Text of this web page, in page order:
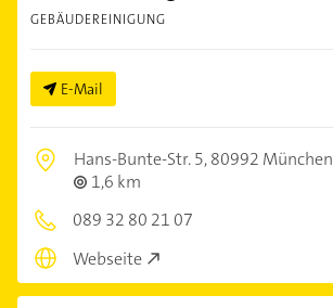
GEBÄUDEREINIGUNG
E-Mail
Hans-Bunte-Str. 5,80992 München
1,6 km
089 32 80 21 07
Webseite